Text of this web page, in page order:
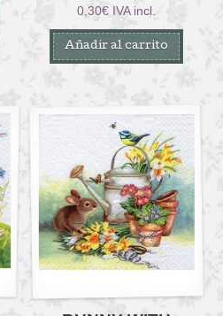
0,30€ IVA incl.
Añadir al carrito